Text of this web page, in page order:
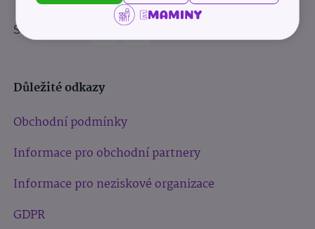
Sledujte nás:
Důležité odkazy
Obchodní podmínky
Informace pro obchodní partnery
Informace pro neziskové organizace
GDPR